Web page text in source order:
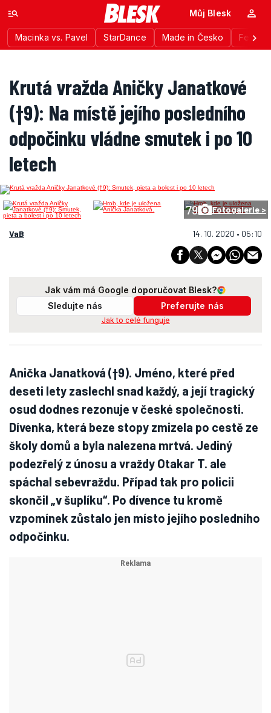
Macinka vs. Pavel StarDance Made in Česko
Můj Blesk
Krutá vražda Aničky Janatkové
(†9): Na místě jejího posledního
odpočinku vládne smutek i po 10
letech
79 Fotogalerie >
VaB 14. 10. 2020 • 05:10
Jak vám má Google doporučovat Blesk?
Sledujte nás
Preferujte nás
Jak to celé funguje
Anička Janatková (†9). Jméno, které před
deseti lety zaslechl snad každý, a její tragický
osud dodnes rezonuje v české společnosti.
Dívenka, která beze stopy zmizela po cestě ze
školy domů a byla nalezena mrtvá. Jediný
podezřelý z únosu a vraždy Otakar T. ale
spáchal sebevraždu. Případ tak pro policii
skončil „v šuplíku“. Po dívence tu kromě
vzpomínek zůstalo jen místo jejího posledního
odpočinku.